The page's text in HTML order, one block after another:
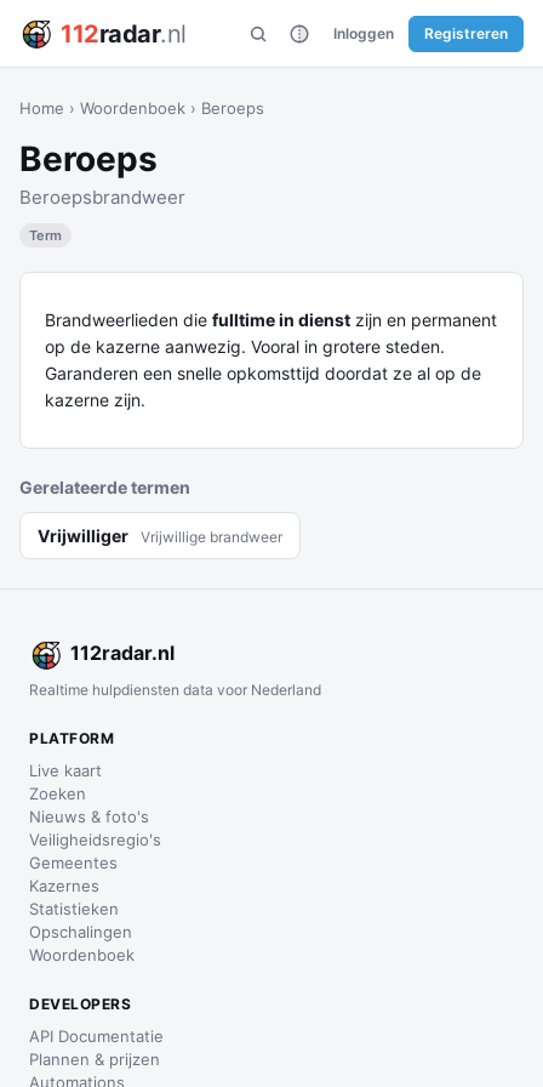
112radar.nl Inloggen Registreren
Home › Woordenboek › Beroeps
Beroeps
Beroepsbrandweer
Term
Brandweerlieden die fulltime in dienst zijn en permanent
op de kazerne aanwezig. Vooral in grotere steden.
Garanderen een snelle opkomsttijd doordat ze al op de
kazerne zijn.
Gerelateerde termen
Vrijwilliger Vrijwillige brandweer
112radar.nl
Realtime hulpdiensten data voor Nederland
PLATFORM
Live kaart
Zoeken
Nieuws & foto's
Veiligheidsregio's
Gemeentes
Kazernes
Statistieken
Opschalingen
Woordenboek
DEVELOPERS
API Documentatie
Plannen & prijzen
Automations